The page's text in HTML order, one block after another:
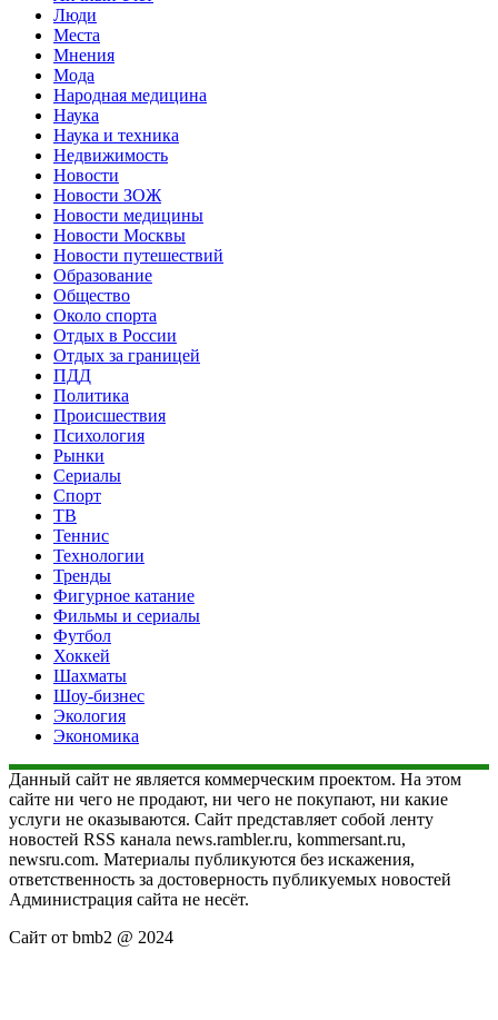
Люди
Места
Мнения
Мода
Народная медицина
Наука
Наука и техника
Недвижимость
Новости
Новости ЗОЖ
Новости медицины
Новости Москвы
Новости путешествий
Образование
Общество
Около спорта
Отдых в России
Отдых за границей
ПДД
Политика
Происшествия
Психология
Рынки
Сериалы
Спорт
ТВ
Теннис
Технологии
Тренды
Фигурное катание
Фильмы и сериалы
Футбол
Хоккей
Шахматы
Шоу-бизнес
Экология
Экономика
Данный сайт не является коммерческим проектом. На этом
сайте ни чего не продают, ни чего не покупают, ни какие
услуги не оказываются. Сайт представляет собой ленту
новостей RSS канала news.rambler.ru, kommersant.ru,
newsru.com. Материалы публикуются без искажения,
ответственность за достоверность публикуемых новостей
Администрация сайта не несёт.
Сайт от bmb2 @ 2024